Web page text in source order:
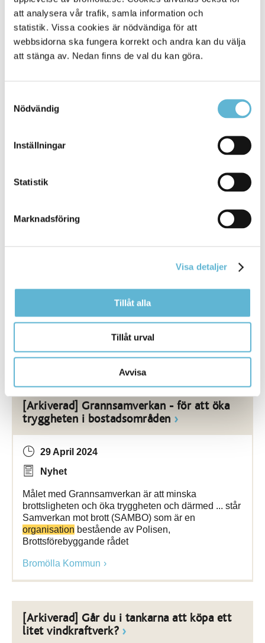
att analysera vår trafik, samla information och
statistik. Vissa cookies är nödvändiga för att
webbsidorna ska fungera korrekt och andra kan du välja
att stänga av. Nedan finns de val du kan göra.
Nödvändig
Inställningar
Statistik
Marknadsföring
Visa detaljer
Tillåt alla
Tillåt urval
Avvisa
[Arkiverad] Fredrik Svennergren är ny
kommunpolis
14 November 2023
kommunpolis i Bromölla och Sölvesborgs ... Vara ett
bollplank och en lots in i polisens
för
Bromölla Kommun
framtagen
chans att vara med ... Bromölla kommun men även
till myndigheter,organisationeroch andra
Bromölla Kommun
[Arkiverad] Grannsamverkan - för att öka
tryggheten i bostadsområden
29 April 2024
Nyhet
Målet med Grannsamverkan är att minska
brottsligheten och öka tryggheten och därmed ... står
Samverkan mot brott (SAMBO) som är en
organisation bestående av Polisen,
Brottsförebyggande rådet
Bromölla Kommun
[Arkiverad] Går du i tankarna att köpa ett
litet vindkraftverk?